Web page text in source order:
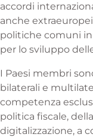
accordi
anche
politiche comuni
per lo sviluppo
I Paesi membri
bilaterali e
competenza
politica fiscale,
digitalizzazione, a